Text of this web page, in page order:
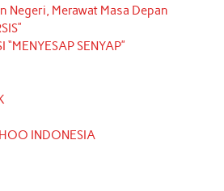
e
r
e
d
t
e
u
b
Negeri, Merawat Masa Depan
SENYAP”
INDONESIA